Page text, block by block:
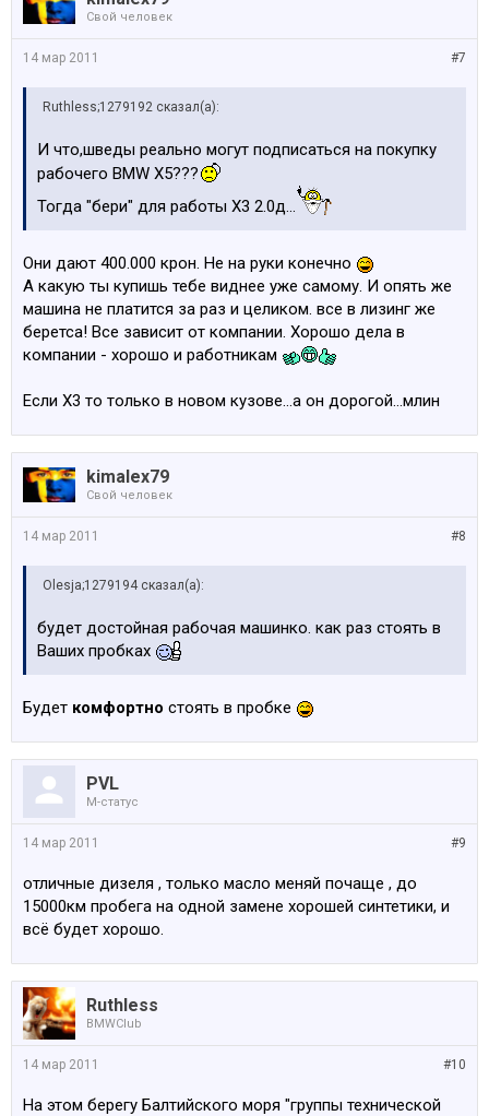
Свой человек
#7
14 мар 2011
Ruthless;1279192 сказал(а):
И что,шведы реально могут подписаться на покупку
рабочего BMW Х5???
Тогда "бери" для работы Х3 2.0д...
Они дают 400.000 крон. Не на руки конечно
А какую ты купишь тебе виднее уже самому. И опять же
машина не платится за раз и целиком. все в лизинг же
беретса! Все зависит от компании. Хорошо дела в
компании - хорошо и работникам
Если Х3 то только в новом кузове...а он дорогой...млин
kimalex79
Свой человек
#8
14 мар 2011
Olesja;1279194 сказал(а):
будет достойная рабочая машинко. как раз стоять в
Ваших пробках
Будет комфортно стоять в пробке
PVL
M-статус
#9
14 мар 2011
отличные дизеля , только масло меняй почаще , до
15000км пробега на одной замене хорошей синтетики, и
всё будет хорошо.
Ruthless
BMWClub
#10
14 мар 2011
На этом берегу Балтийского моря "группы технической